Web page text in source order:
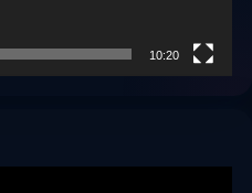
10:20